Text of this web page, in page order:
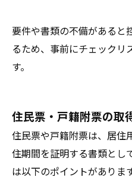
要件や書類の不備があると
るため、事前にチェックリ
す。
住民票・戸籍附票の取
住民票や戸籍附票は、居住
住期間を証明する書類とし
は以下のポイントがあります